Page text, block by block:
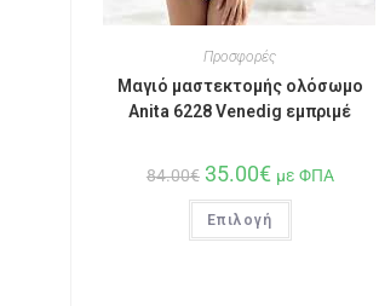
Προσφορές
Μαγιό μαστεκτομής ολόσωμο
Anita 6228 Venedig εμπριμέ
84.00€ 35.00€ με ΦΠΑ
Επιλογή